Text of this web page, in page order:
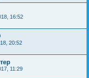
16:52
20:52
11:29